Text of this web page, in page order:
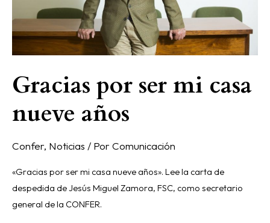
Gracias por ser mi casa
nueve años
Confer, Noticias / Por Comunicación
«Gracias por ser mi casa nueve años». Lee la carta de
despedida de Jesús Miguel Zamora, FSC, como secretario
general de la CONFER.